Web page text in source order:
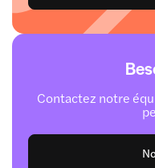
Contactez notre